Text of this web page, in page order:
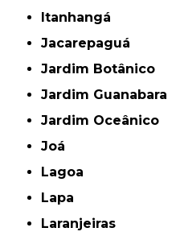
Itanhangá
Jacarepaguá
Jardim Botânico
Jardim Guanabara
Jardim Oceânico
Joá
Lagoa
Lapa
Laranjeiras